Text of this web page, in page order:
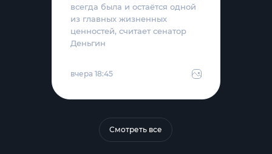
всегда была и остаётся одной
из главных жизненных
ценностей, считает сенатор
Деньгин
вчера 18:45
Смотреть все